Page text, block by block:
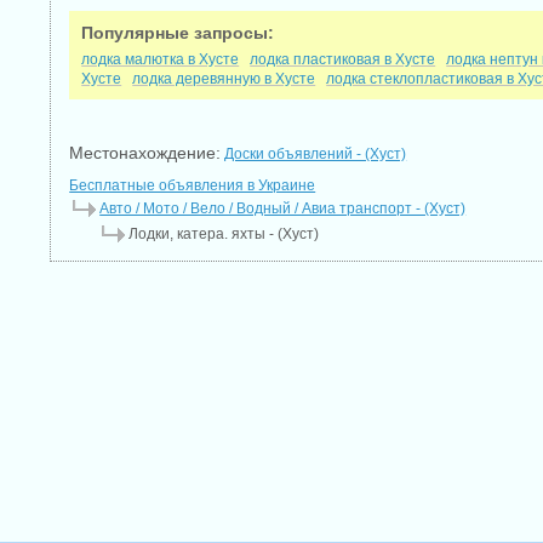
Популярные запросы:
лодка малютка в Хусте лодка пластиковая в Хусте лодка нептун
Хусте
лодка деревянную в Хусте лодка стеклопластиковая в
Местонахождение: Доски объявлений - (Хуст)
Бесплатные объявления в Украине
Авто / Мото / Вело / Водный / Авиа транспорт - (Хуст)
Лодки, катера. яхты - (Хуст)